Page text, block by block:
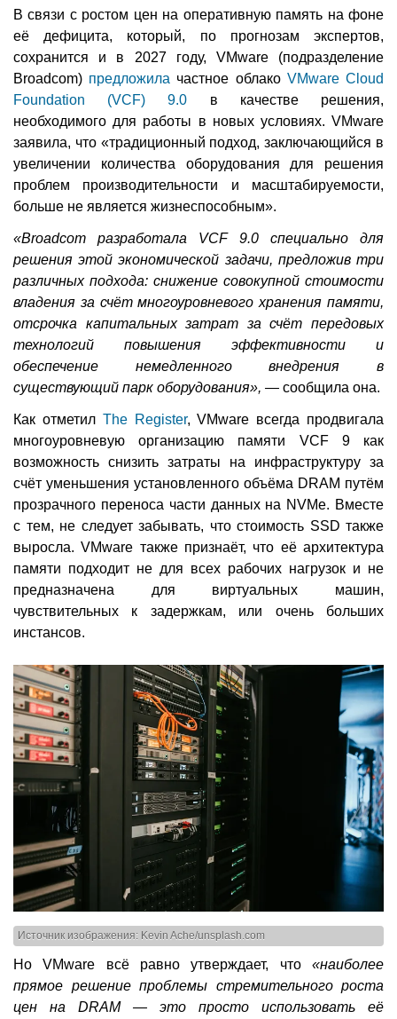
В связи с ростом цен на оперативную память на фоне
её дефицита, который, по прогнозам экспертов,
сохранится и в 2027 году, VMware (подразделение
Broadcom) предложила частное облако VMware Cloud
Foundation (VCF) 9.0 в качестве решения,
необходимого для работы в новых условиях. VMware
заявила, что «традиционный подход, заключающийся в
увеличении количества оборудования для решения
проблем производительности и масштабируемости,
больше не является жизнеспособным».
«Broadcom разработала VCF 9.0 специально для
решения этой экономической задачи, предложив три
различных подхода: снижение совокупной стоимости
владения за счёт многоуровневого хранения памяти,
отсрочка капитальных затрат за счёт передовых
технологий повышения эффективности и
обеспечение немедленного внедрения в
существующий парк оборудования», — сообщила она.
Как отметил The Register, VMware всегда продвигала
многоуровневую организацию памяти VCF 9 как
возможность снизить затраты на инфраструктуру за
счёт уменьшения установленного объёма DRAM путём
прозрачного переноса части данных на NVMe. Вместе
с тем, не следует забывать, что стоимость SSD также
выросла. VMware также признаёт, что её архитектура
памяти подходит не для всех рабочих нагрузок и не
предназначена для виртуальных машин,
чувствительных к задержкам, или очень больших
инстансов.
Источник изображения: Kevin Ache/unsplash.com
Но VMware всё равно утверждает, что «наиболее
прямое решение проблемы стремительного роста
цен на DRAM — это просто использовать её